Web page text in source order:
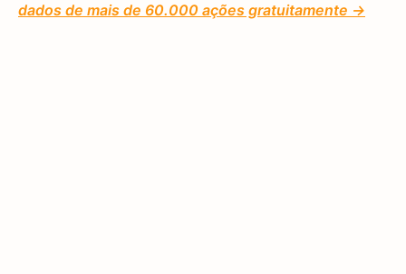
dados de mais de 60.000 ações gratuitamente →